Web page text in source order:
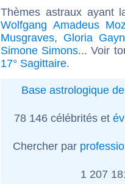
Thèmes astraux ayant
Wolfgang Amadeus
Musgraves, Gloria
Simone Simons... Voir
17° Sagittaire.
Base astrologique
78 146 célébrités et
Chercher par
1 207